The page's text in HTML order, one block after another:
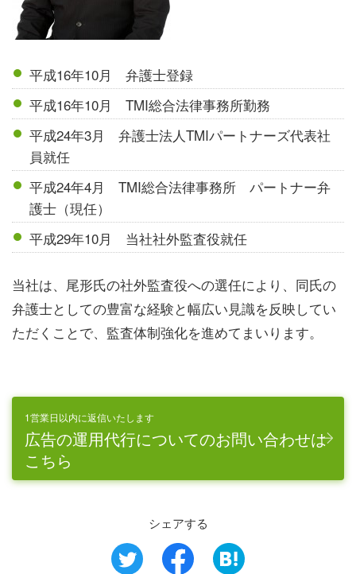
平成16年10月 弁護士登録
平成16年10月 TMI総合法律事務所勤務
平成24年3月 弁護士法人TMIパートナーズ代表社
員就任
平成24年4月 TMI総合法律事務所 パートナー弁
護士（現任）
平成29年10月 当社社外監査役就任
当社は、尾形氏の社外監査役への選任により、同氏の
弁護士としての豊富な経験と幅広い見識を反映してい
ただくことで、監査体制強化を進めてまいります。
1営業日以内に返信いたします
広告の運用代行についてのお問い合わせは
こちら
シェアする